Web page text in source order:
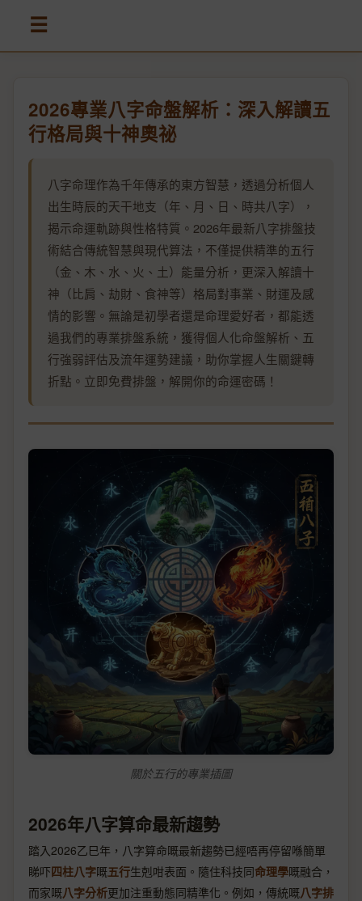
☰
2026專業八字命盤解析：深入解讀五
行格局與十神奧祕
八字命理作為千年傳承的東方智慧，透過分析個人
出生時辰的天干地支（年、月、日、時共八字），
揭示命運軌跡與性格特質。2026年最新八字排盤技
術結合傳統智慧與現代算法，不僅提供精準的五行
（金、木、水、火、土）能量分析，更深入解讀十
神（比肩、劫財、食神等）格局對事業、財運及感
情的影響。無論是初學者還是命理愛好者，都能透
過我們的專業排盤系統，獲得個人化命盤解析、五
行強弱評估及流年運勢建議，助你掌握人生關鍵轉
折點。立即免費排盤，解開你的命運密碼！
關於五行的專業插圖
2026年八字算命最新趨勢
踏入2026乙巳年，八字算命嘅最新趨勢已經唔再停留喺簡單
睇吓四柱八字嘅五行生剋咁表面。隨住科技同命理學嘅融合，
而家嘅八字分析更加注重動態同精準化。例如，傳統嘅八字排